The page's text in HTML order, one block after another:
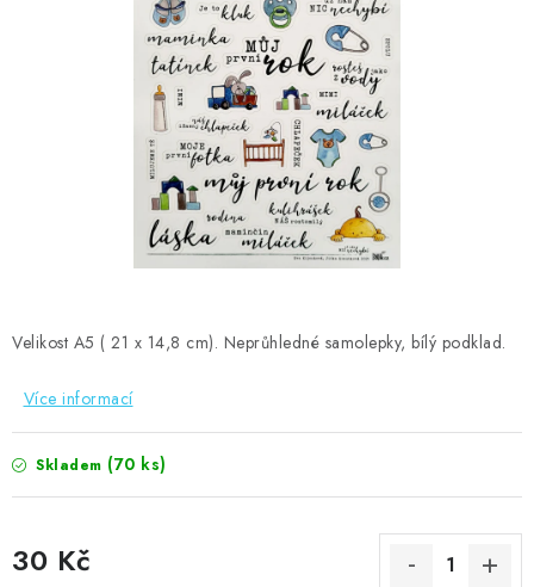
MOJE OBJEDNÁVKA
Kontakty Moje objednávka
Oblíbené ♥️
Hodnocení obchodu
Obchodní podmínky
Podmínky ochrany osobních údajů
Ověřování recenzí
Velikost A5 ( 21 x 14,8 cm). Neprůhledné samolepky, bílý podklad.
Více informací
Skladem (70 ks)
30 Kč